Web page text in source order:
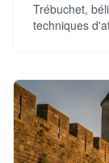
Trébuchet,
techniques